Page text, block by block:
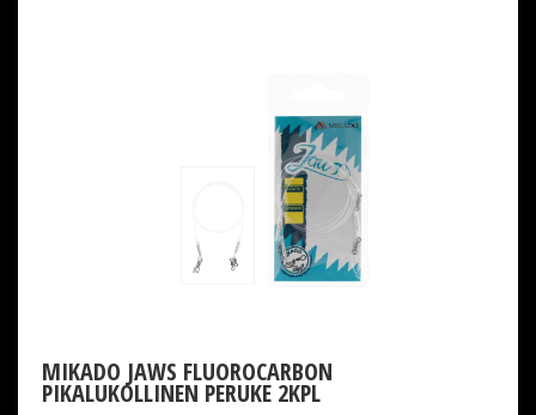
MIKADO JAWS FLUOROCARBON
PIKALUKOLLINEN PERUKE 2KPL